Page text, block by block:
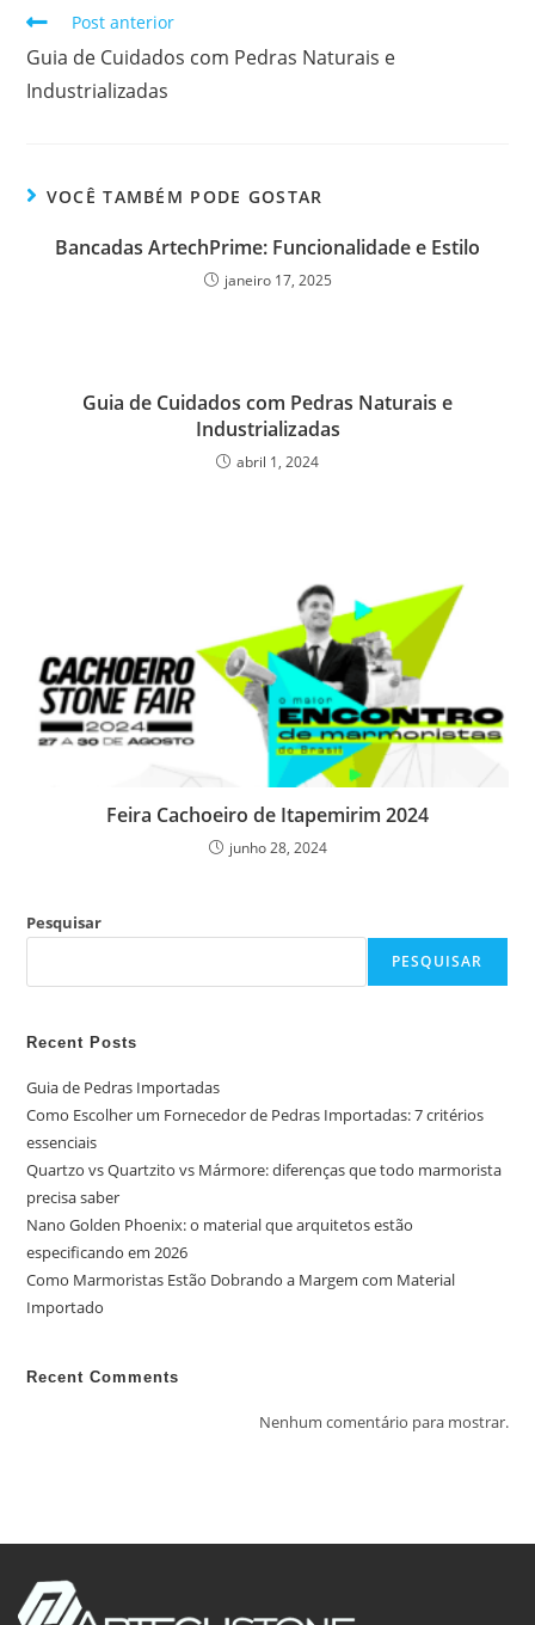
Post anterior
Guia de Cuidados com Pedras Naturais e
Industrializadas
VOCÊ TAMBÉM PODE GOSTAR
Bancadas ArtechPrime: Funcionalidade e Estilo
janeiro 17, 2025
Guia de Cuidados com Pedras Naturais e
Industrializadas
abril 1, 2024
Feira Cachoeiro de Itapemirim 2024
junho 28, 2024
Pesquisar
PESQUISAR
Recent Posts
Guia de Pedras Importadas
Como Escolher um Fornecedor de Pedras Importadas: 7 critérios
essenciais
Quartzo vs Quartzito vs Mármore: diferenças que todo marmorista
precisa saber
Nano Golden Phoenix: o material que arquitetos estão
especificando em 2026
Como Marmoristas Estão Dobrando a Margem com Material
Importado
Recent Comments
Nenhum comentário para mostrar.